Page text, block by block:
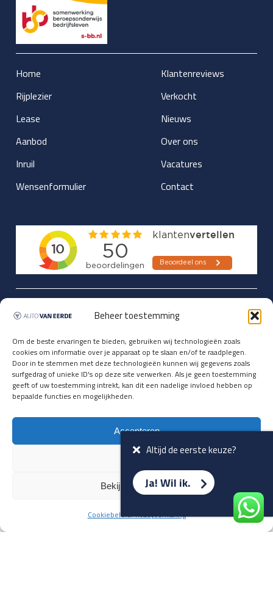
Beheer toestemming
Om de beste ervaringen te bieden, gebruiken wij technologieën zoals
cookies om informatie over je apparaat op te slaan en/of te raadplegen.
Door in te stemmen met deze technologieën kunnen wij gegevens zoals
surfgedrag of unieke ID's op deze site verwerken. Als je geen toestemming
geeft of uw toestemming intrekt, kan dit een nadelige invloed hebben op
bepaalde functies en mogelijkheden.
Accepteren
Bekijk voorkeuren
CookiebeleidPrivacyverklaring
Terug naar overzicht
Home
Rijplezier
Lease
Aanbod
Inruil
Wensenformulier
Klantenreviews
Verkocht
Nieuws
Over ons
Vacatures
Contact
Updates over nieuwbinnen-komers
vóórdat ze op de portals staan?
Registreer je hier.
E-mailadres *
Altijd de eerste keuze?
Ja! Wil ik.